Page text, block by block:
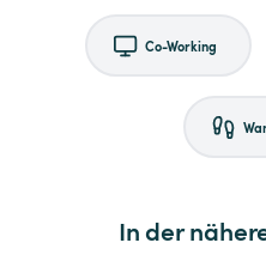
Co-Working
In der